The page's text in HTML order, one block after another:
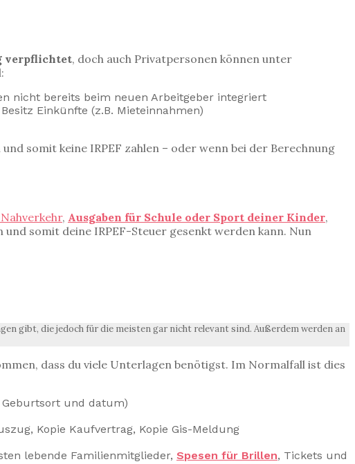
verpflichtet, doch auch Privatpersonen können unter
nicht bereits beim neuen Arbeitgeber integriert
Einkünfte (z.B. Mieteinnahmen)
somit keine IRPEF zahlen – oder wenn bei der Berechnung
, Ausgaben für Schule oder Sport deiner Kinder,
somit deine IRPEF-Steuer gesenkt werden kann. Nun
gibt, die jedoch für die meisten gar nicht relevant sind. Außerdem werden an
dass du viele Unterlagen benötigst. Im Normalfall ist dies
und datum)
Kopie Kaufvertrag, Kopie Gis-Meldung
lebende Familienmitglieder, Spesen für Brillen, Tickets und